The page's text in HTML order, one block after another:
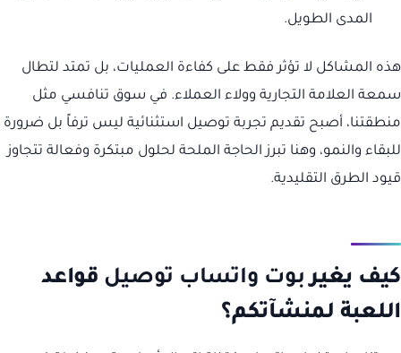
المدى الطويل.
هذه المشاكل لا تؤثر فقط على كفاءة العمليات، بل تمتد لتطال
سمعة العلامة التجارية وولاء العملاء. في سوق تنافسي مثل
منطقتنا، أصبح تقديم تجربة توصيل استثنائية ليس ترفاً بل ضرورة
للبقاء والنمو، وهنا تبرز الحاجة الملحة لحلول مبتكرة وفعالة تتجاوز
قيود الطرق التقليدية.
كيف يغيربوت واتساب توصيل قواعد
اللعبة لمنشآتكم؟